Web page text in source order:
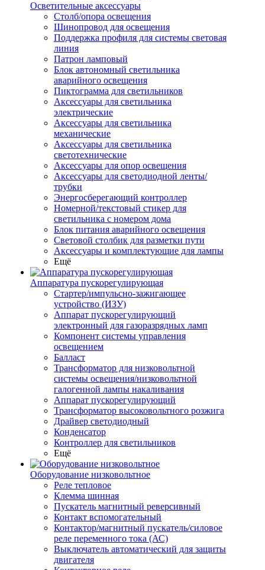
Осветительные аксессуары
Столб/опора освещения
Шинопровод для освещения
Поддержка профиля для системы световая
линия
Патрон ламповый
Блок автономный светильника
аварийного освещения
Пиктограмма для светильников
Аксессуары для светильника
электрические
Аксессуары для светильника
механические
Аксессуары для светильника
светотехнические
Аксессуары для опор освещения
Аксессуары для светодиодной ленты/
трубки
Энергосберегающий контроллер
Номерной/текстовый стикер для
светильника с номером дома
Блок питания аварийного освещения
Световой столбик для разметки пути
Аксессуары и комплектующие для лампы
Ещё
Аппаратура пускорегулирующая
Стартер/импульсно-зажигающее
устройство (ИЗУ)
Аппарат пускорегулирующий
электронный для газоразрядных ламп
Компонент системы управления
освещением
Балласт
Трансформатор для низковольтной
системы освещения/низковольтной
галогенной лампы накаливания
Аппарат пускорегулирующий
Трансформатор высоковольтного розжига
Драйвер светодиодный
Конденсатор
Контроллер для светильников
Ещё
Оборудование низковольтное
Реле тепловое
Клемма шинная
Пускатель магнитный реверсивный
Контакт вспомогательный
Контактор/магнитный пускатель/силовое
реле переменного тока (АС)
Выключатель автоматический для защиты
двигателя